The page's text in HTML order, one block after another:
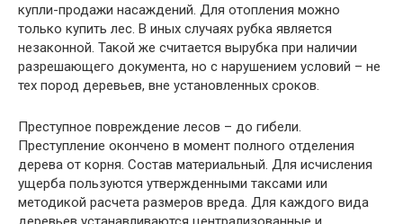
купли-продажи насаждений. Для отопления можно
только купить лес. В иных случаях рубка является
незаконной. Такой же считается вырубка при наличии
разрешающего документа, но с нарушением условий – не
тех пород деревьев, вне установленных сроков.
Преступное повреждение лесов – до гибели.
Преступление окончено в момент полного отделения
дерева от корня. Состав материальный. Для исчисления
ущерба пользуются утвержденными таксами или
методикой расчета размеров вреда. Для каждого вида